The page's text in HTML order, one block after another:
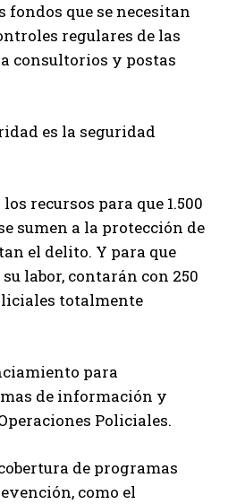
fondos que se necesitan
regulares de las
consultorios y postas
es la seguridad
recursos para que 1.500
sumen a la protección de
el delito. Y para que
labor, contarán con 250
totalmente
para
de información y
Policiales.
de programas
como el